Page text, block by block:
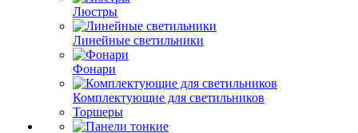
Люстры
Линейные светильники
Фонари
Комплектующие для светильников
Торшеры